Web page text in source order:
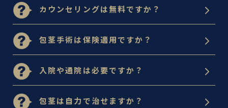
カウンセリングは無料ですか？
包茎手術は保険適用ですか？
入院や通院は必要ですか？
包茎は自力で治せますか？